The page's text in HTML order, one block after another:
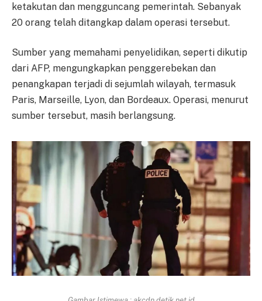
ketakutan dan mengguncang pemerintah. Sebanyak
20 orang telah ditangkap dalam operasi tersebut.
Sumber yang memahami penyelidikan, seperti dikutip
dari AFP, mengungkapkan penggerebekan dan
penangkapan terjadi di sejumlah wilayah, termasuk
Paris, Marseille, Lyon, dan Bordeaux. Operasi, menurut
sumber tersebut, masih berlangsung.